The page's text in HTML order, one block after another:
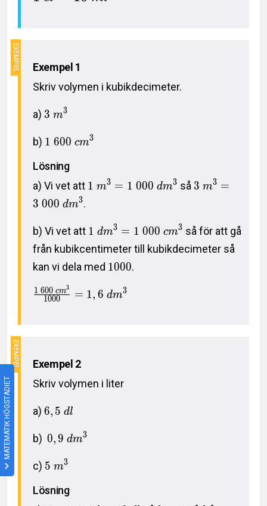
MATEMATIK HÖGSTADIET
Exempel 1
Skriv volymen i kubikdecimeter.
a) 3 m3
b) 1 600 cm3
Lösning
a) Vi vet att 1 m3 = 1 000 dm3 så 3 m3 =
3 000 dm3.
b) Vi vet att 1 dm3 = 1 000 cm3 så för att gå
från kubikcentimeter till kubikdecimeter så
kan vi dela med 1000.
1000
1 600 cm3 = 1, 6 dm3
Exempel 2
Skriv volymen i liter
a) 6, 5 dl
b) 0,9 dm3
c) 5 m3
Lösning